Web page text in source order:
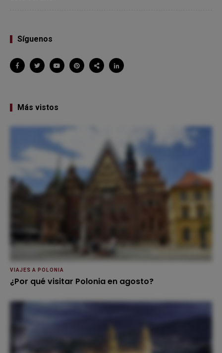
Síguenos
Más vistos
VIAJES A POLONIA
¿Por qué visitar Polonia en agosto?